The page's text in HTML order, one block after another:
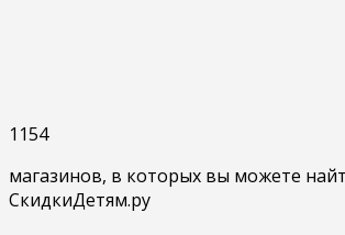
1154
магазинов, в которых вы можете
СкидкиДетям.ру